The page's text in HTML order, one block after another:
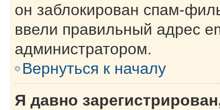
он заблокирован спам-
ввели правильный адрес
администратором.
Вернуться к началу
Я давно